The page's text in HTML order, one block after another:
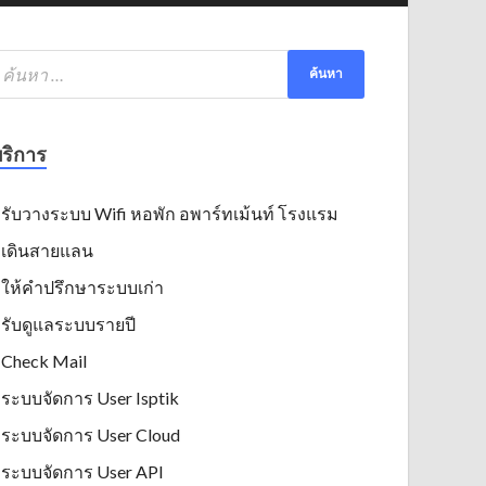
การ
รับวางระบบ Wifi หอพัก อพาร์ทเม้นท์ โรงแรม
เดินสายแลน
ให้คำปรึกษาระบบเก่า
รับดูแลระบบรายปี
Check Mail
ระบบจัดการ User Isptik
ระบบจัดการ User Cloud
ระบบจัดการ User API